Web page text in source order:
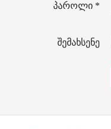
პაროლი *
შემახსენე